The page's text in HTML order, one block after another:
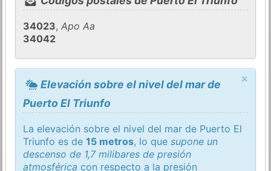
34023,Apo Aa
34042
×
Elevación sobre el nivel del mar de
Puerto El Triunfo
La elevación sobre el nivel del mar de Puerto El
Triunfo es de15 metros, lo quesupone un
descenso de 1,7 milibares de presión
atmosférica con respecto a la presión